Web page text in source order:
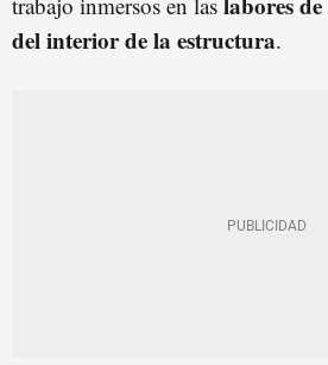
del interior de la estructura.